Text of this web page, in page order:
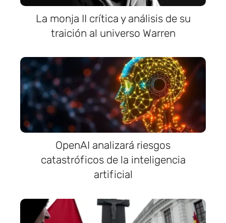
La monja II crítica y análisis de su
traición al universo Warren
OpenAI analizará riesgos
catastróficos de la inteligencia
artificial